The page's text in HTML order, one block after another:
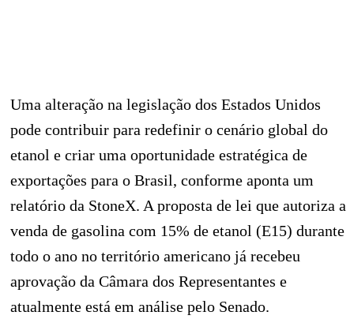
Uma alteração na legislação dos Estados Unidos
pode contribuir para redefinir o cenário global do
etanol e criar uma oportunidade estratégica de
exportações para o Brasil, conforme aponta um
relatório da StoneX. A proposta de lei que autoriza a
venda de gasolina com 15% de etanol (E15) durante
todo o ano no território americano já recebeu
aprovação da Câmara dos Representantes e
atualmente está em análise pelo Senado.